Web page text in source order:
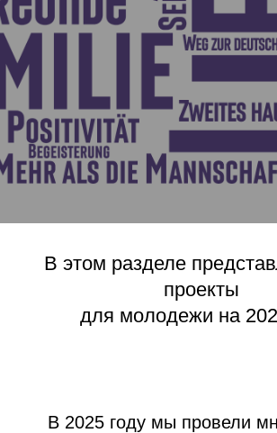
В этом разделе
проекты
для молодежи на
В 2025 году мы провели